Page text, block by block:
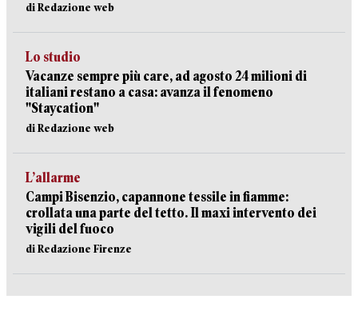
di Redazione web
Lo studio
Vacanze sempre più care, ad agosto 24 milioni di
italiani restano a casa: avanza il fenomeno
"Staycation"
di Redazione web
L’allarme
Campi Bisenzio, capannone tessile in fiamme:
crollata una parte del tetto. Il maxi intervento dei
vigili del fuoco
di Redazione Firenze